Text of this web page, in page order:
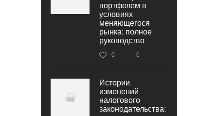
портфелем в
условиях
меняющегося
рынка: полное
руководство
0 0
Истории
изменений
налогового
законодательства: